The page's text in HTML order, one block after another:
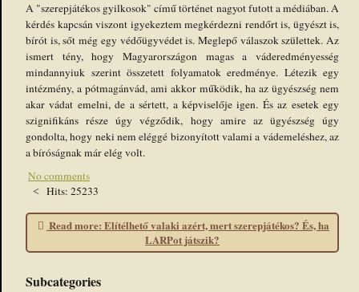
A "szerepjátékos gyilkosok" című történet nagyot futott a médiában. A
kérdés kapcsán viszont igyekeztem megkérdezni rendőrt is, ügyészt is,
bírót is, sőt még egy védőügyvédet is. Meglepő válaszok születtek. Az
ismert tény, hogy Magyarországon magas a váderedményesség
mindannyiuk szerint összetett folyamatok eredménye. Létezik egy
intézmény, a pótmagánvád, ami akkor működik, ha az ügyészség nem
akar vádat emelni, de a sértett, a képviselője igen. És az esetek egy
szignifikáns része úgy végződik, hogy amire az ügyészség úgy
gondolta, hogy neki nem eléggé bizonyított valami a vádemeléshez, az
a bíróságnak már elég volt.
No comments
Hits: 25233
Read more: Elítélhető valaki azért, mert szerepjátékos? És, ha
LARPot játszik?
Subcategories